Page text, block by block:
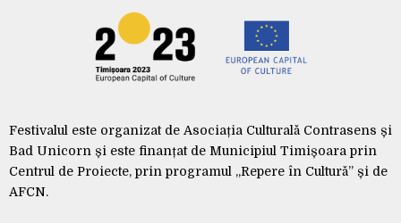
Festivalul este organizat de Asociația Culturală Contrasens și
Bad Unicorn și este finanțat de Municipiul Timișoara prin
Centrul de Proiecte, prin programul „Repere în Cultură” și de
AFCN.